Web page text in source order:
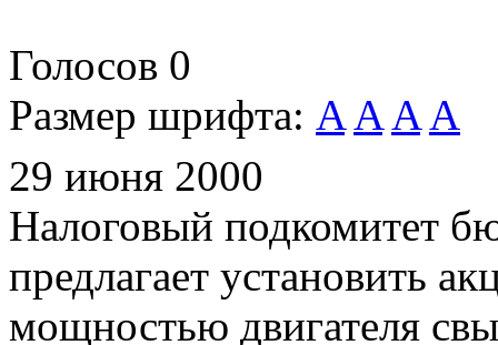
Голосов 0
Размер шрифта: A A A A
29 июня 2000
Налоговый подкомитет
предлагает установить
мощностью двигателя